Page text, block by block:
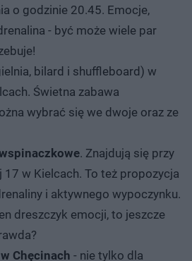
o godzinie 20.45. Emocje,
- być może wiele par
bilard i shuffleboard) w
Świetna zabawa
wybrać się we dwoje oraz ze
. Znajdują się przy
17 w Kielcach. To też propozycja
i aktywnego wypoczynku.
dreszczyk emocji, to jeszcze
Chęcinach - nie tylko dla